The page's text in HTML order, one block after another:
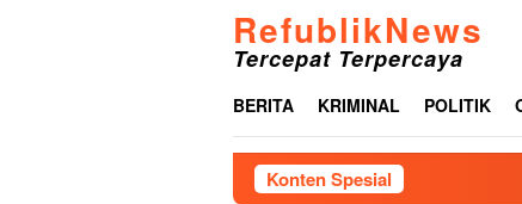
RefublikNews
Tercepat Terpercaya
BERITA KRIMINAL POLITIK
Konten Spesial